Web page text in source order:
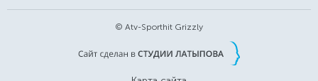
© Atv-Sporthit Grizzly